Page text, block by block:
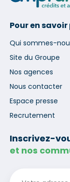
Pour en savoir
Qui sommes-
Site du Groupe
Nos agences
Nous contacter
Espace presse
Recrutement
Inscrivez-
et nos